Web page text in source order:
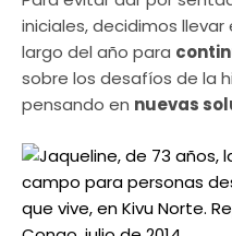
iniciales, decidimos
largo del año para
sobre los desafíos de la
pensando en nuevas